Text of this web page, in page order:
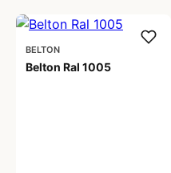
BELTON
Belton Ral 1005